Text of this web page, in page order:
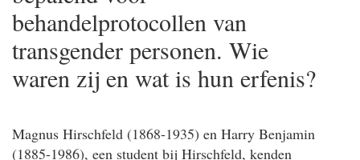
behandelprotocollen van
transgender personen. Wie
waren zij en wat is hun erfenis?
Magnus Hirschfeld (1868-1935) en Harry Benjamin
(1885-1986), een student bij Hirschfeld, kenden